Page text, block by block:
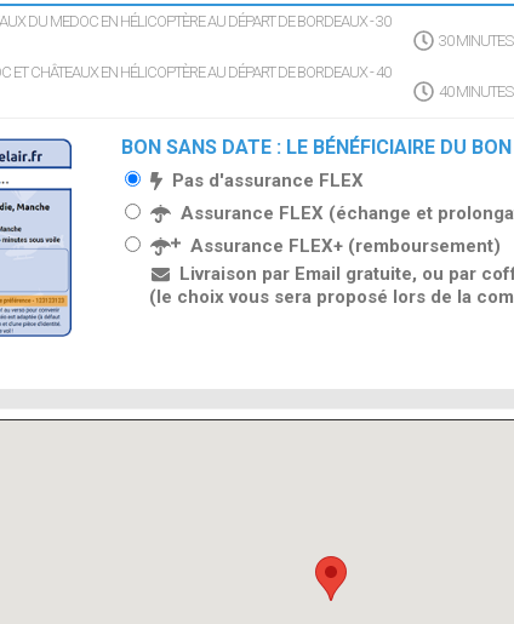
DU MEDOC EN HÉLICOPTÈRE AU DÉPART DE BORDEAUX - 30
30 MINUTES
ET CHÂTEAUX EN HÉLICOPTÈRE AU DÉPART DE BORDEAUX - 40
40 MINUTES
BON SANS DATE : LE BÉNÉFICIAIRE DU
Pas d'assurance FLEX
Assurance FLEX (échange et
Assurance FLEX+ (remboursement)
Livraison par Email gratuite, ou par
(le choix vous sera proposé lors de la